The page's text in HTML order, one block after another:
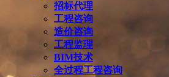
招标代理
工程咨询
造价咨询
工程监理
BIM技术
全过程工程咨询